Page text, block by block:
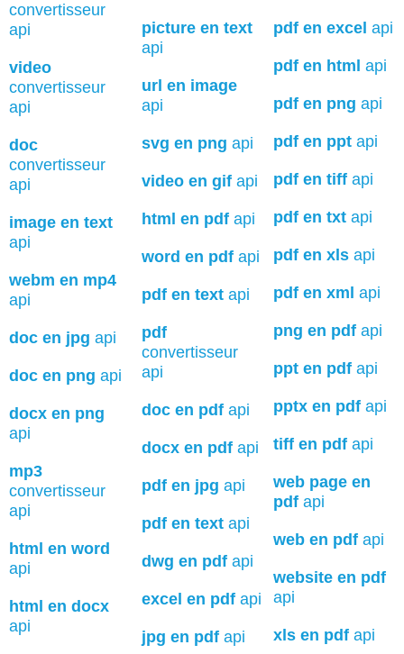
convertisseur
api
video
convertisseur
api
doc
convertisseur
api
image en text
api
webm en mp4
api
doc en jpg api
doc en png api
docx en png
api
mp3
convertisseur
api
html en word
api
html en docx
api
picture en text
api
url en image
api
svg en png api
video en gifapi
html en pdfapi
word en pdfapi
pdf en textapi
pdf
convertisseur
api
doc en pdfapi
docx en pdfapi
pdf en jpg api
pdf en textapi
dwg en pdfapi
excel en pdfapi
jpg en pdfapi
pdf en excel api
pdf en html api
pdf en png api
pdf en ppt api
pdf en tiff api
pdf en txt api
pdf en xls api
pdf en xml api
png en pdf api
ppt en pdf api
pptx en pdf api
tiff en pdf api
web page en
pdf api
web en pdf api
website en pdf
api
xls en pdf api